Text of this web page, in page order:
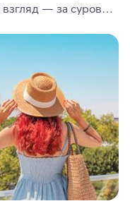
— за суровой
одни из самых